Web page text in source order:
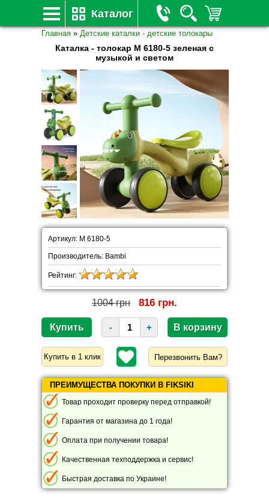
Каталог
Главная » Детские каталки - детские толокары
Каталка - толокар M 6180-5 зеленая с
музыкой и светом
Артикул: M 6180-5
Производитель: Bambi
Рейтинг:
1004 грн 816 грн.
- +
Перезвонить Вам?
ПРЕИМУЩЕСТВА ПОКУПКИ В FIKSIKI
Товар проходит проверку перед отправкой!
Гарантия от магазина до 1 года!
Оплата при получении товара!
Качественная техподдержка и сервис!
Быстрая доставка по Украине!